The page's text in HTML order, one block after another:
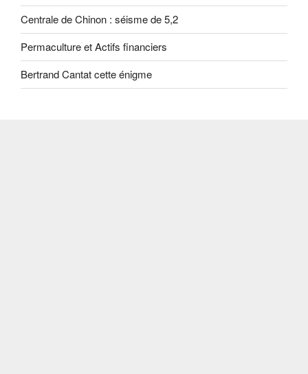
Centrale de Chinon : séisme de 5,2
Permaculture et Actifs financiers
Bertrand Cantat cette énigme